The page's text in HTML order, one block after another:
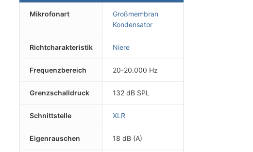
Mikrofonart
Großmembran
Kondensator
Richtcharakteristik Niere
Frequenzbereich 20-20.000 Hz
Grenzschalldruck 132 dB SPL
Schnittstelle XLR
Eigenrauschen 18 dB (A)